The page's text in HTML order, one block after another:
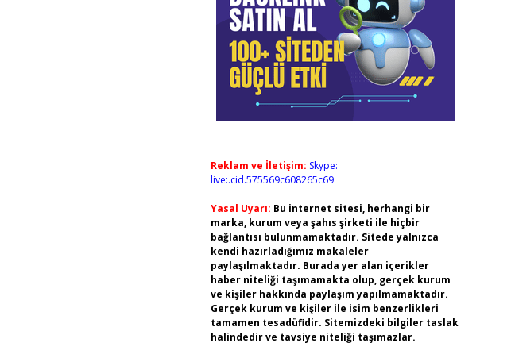
Reklam ve İletişim: Skype:
live:.cid.575569c608265c69
Yasal Uyarı: Bu internet sitesi, herhangi bir
marka, kurum veya şahıs şirketi ile hiçbir
bağlantısı bulunmamaktadır. Sitede yalnızca
kendi hazırladığımız makaleler
paylaşılmaktadır. Burada yer alan içerikler
haber niteliği taşımamakta olup, gerçek kurum
ve kişiler hakkında paylaşım yapılmamaktadır.
Gerçek kurum ve kişiler ile isim benzerlikleri
tamamen tesadüfidir. Sitemizdeki bilgiler taslak
halindedir ve tavsiye niteliği taşımazlar.